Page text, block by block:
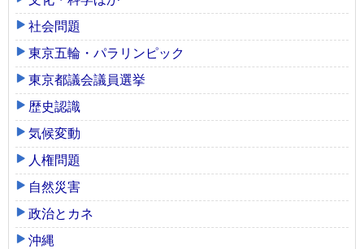
社会問題
東京五輪・パラリンピック
東京都議会議員選挙
歴史認識
気候変動
人権問題
自然災害
政治とカネ
沖縄